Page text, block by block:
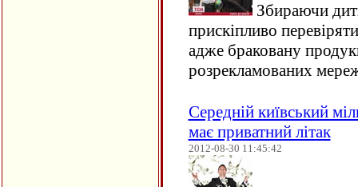
Збираючи
прискіпливо
адже браковану
розрекламованих
Середній київський
має приватний літак
2012-08-30 11:45:42